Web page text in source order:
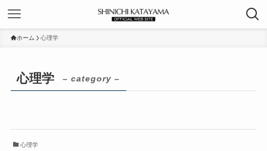
ホーム 心理学
心理学 – category –
心理学